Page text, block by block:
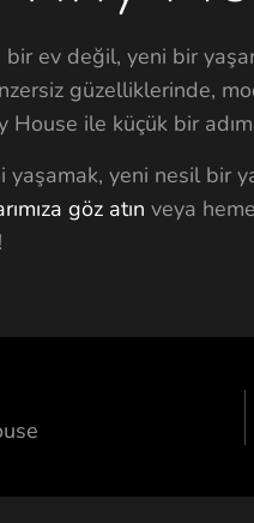
bir ev değil, yeni bir
güzelliklerinde,
ile küçük bir
yeni nesil bir
göz atın veya